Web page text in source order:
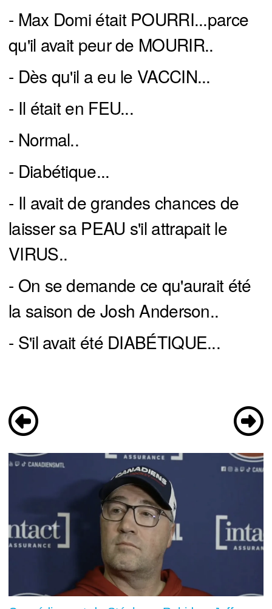
- Max Domi était POURRI...parce
qu'il avait peur de MOURIR..
- Dès qu'il a eu le VACCIN...
- Il était en FEU...
- Normal..
- Diabétique...
- Il avait de grandes chances de
laisser sa PEAU s'il attrapait le
VIRUS..
- On se demande ce qu'aurait été
la saison de Josh Anderson..
- S'il avait été DIABÉTIQUE...